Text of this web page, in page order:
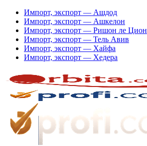
Импорт, экспорт — Ашдод
Импорт, экспорт — Ашкелон
Импорт, экспорт — Ришон ле Цион
Импорт, экспорт — Тель Авив
Импорт, экспорт — Хайфа
Импорт, экспорт — Хедера